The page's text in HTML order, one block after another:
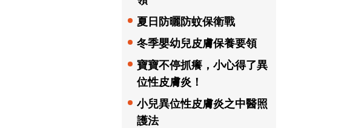
夏日防曬防蚊保衛戰
冬季嬰幼兒皮膚保養要領
寶寶不停抓癢，小心得了異
位性皮膚炎！
小兒異位性皮膚炎之中醫照
護法